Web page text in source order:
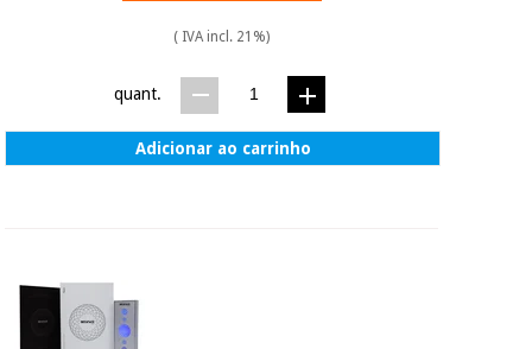
( IVA incl. 21%)
quant.
Adicionar ao carrinho